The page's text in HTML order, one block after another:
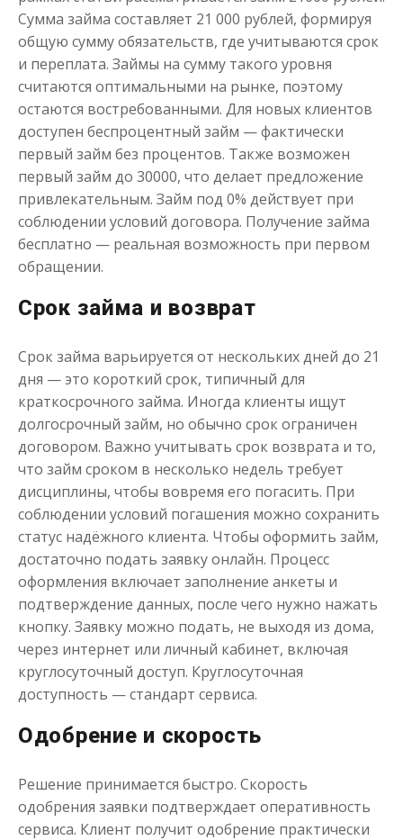
Моментальный займ
Сумма до50 000 ₽
Срок от 1до 21 дня
Одолжим до 30 дней
Сумма до50 000₽
Срок от 1до 30 дня
Получить
Срок от 1до 21 дня
Получить
Сумма займа составляет 21 000 рублей, формируя
общую сумму обязательств, где учитываются срок
и переплата. Займы на сумму такого уровня
считаются оптимальными на рынке, поэтому
остаются востребованными. Для новых клиентов
доступен беспроцентный займ — фактически
первый займ без процентов. Также возможен
первый займ до 30000, что делает предложение
привлекательным. Займ под 0% действует при
соблюдении условий договора. Получение займа
бесплатно — реальная возможность при первом
обращении.
Срок займа и возврат
Срок займа варьируется от нескольких дней до 21
дня — это короткий срок, типичный для
краткосрочного займа. Иногда клиенты ищут
долгосрочный займ, но обычно срок ограничен
договором. Важно учитывать срок возврата и то,
что займ сроком в несколько недель требует
дисциплины, чтобы вовремя его погасить. При
соблюдении условий погашения можно сохранить
статус надёжного клиента. Чтобы оформить займ,
достаточно подать заявку онлайн. Процесс
оформления включает заполнение анкеты и
подтверждение данных, после чего нужно нажать
кнопку. Заявку можно подать, не выходя из дома,
через интернет или личный кабинет, включая
круглосуточный доступ. Круглосуточная
доступность — стандарт сервиса.
Одобрение и скорость
Решение принимается быстро. Скорость
одобрения заявки подтверждает оперативность
сервиса. Клиент получит одобрение практически